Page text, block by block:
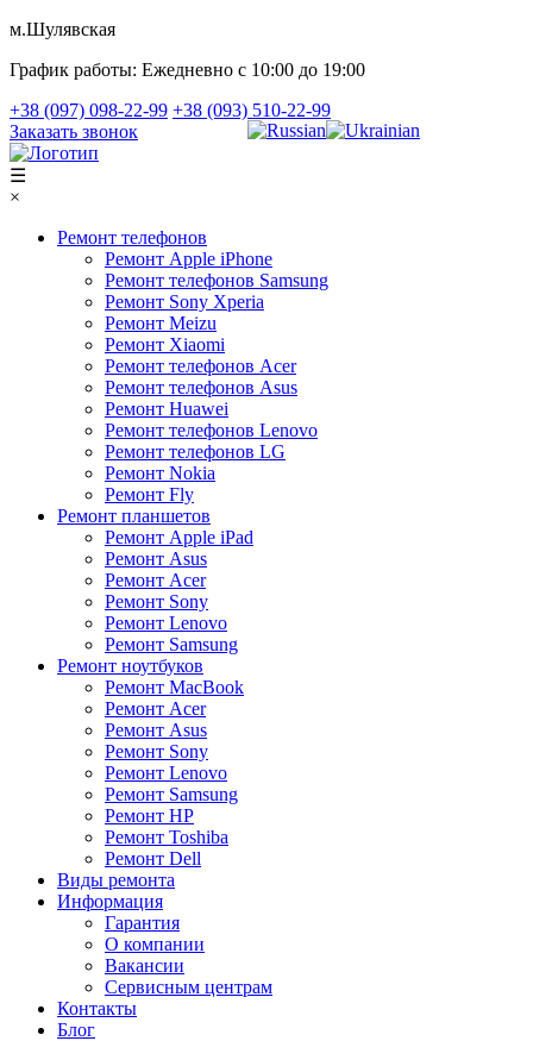
м.Шулявская
График работы: Ежедневно с 10:00 до 19:00
+38 (097) 098-22-99 +38 (093) 510-22-99
Заказать звонок
☰
×
Ремонт телефонов
Ремонт Apple iPhone
Ремонт телефонов Samsung
Ремонт Sony Xperia
Ремонт Meizu
Ремонт Xiaomi
Ремонт телефонов Acer
Ремонт телефонов Asus
Ремонт Huawei
Ремонт телефонов Lenovo
Ремонт телефонов LG
Ремонт Nokia
Ремонт Fly
Ремонт планшетов
Ремонт Apple iPad
Ремонт Asus
Ремонт Acer
Ремонт Sony
Ремонт Lenovo
Ремонт Samsung
Ремонт ноутбуков
Ремонт MacBook
Ремонт Acer
Ремонт Asus
Ремонт Sony
Ремонт Lenovo
Ремонт Samsung
Ремонт HP
Ремонт Toshiba
Ремонт Dell
Виды ремонта
Информация
Гарантия
О компании
Вакансии
Сервисным центрам
Контакты
Блог